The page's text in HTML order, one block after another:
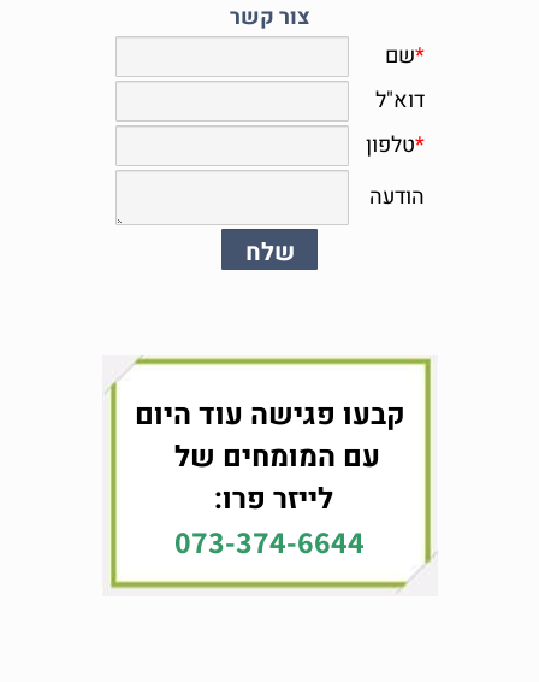
צור קשר
קבעו פגישה עוד היום
עם המומחים של
לייזר פרו:
073-374-6644